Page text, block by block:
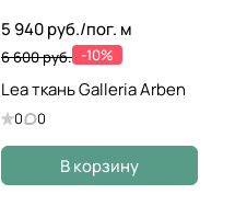
5 940 руб./пог. м
6 600 руб. -10%
Lea ткань Galleria Arben
0 0
В корзину